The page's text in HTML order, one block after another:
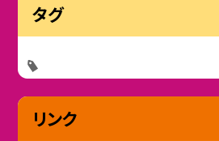
タグ
リンク